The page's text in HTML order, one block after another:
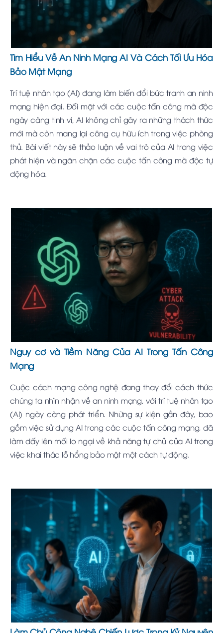
Tìm Hiểu Về An Ninh Mạng AI Và Cách Tối Ưu Hóa
Bảo Mật Mạng
Trí tuệ nhân tạo (AI) đang làm biến đổi bức tranh an ninh
mạng hiện đại. Đối mặt với các cuộc tấn công mã độc
ngày càng tinh vi, AI không chỉ gây ra những thách thức
mới mà còn mang lại công cụ hữu ích trong việc phòng
thủ. Bài viết này sẽ thảo luận về vai trò của AI trong việc
phát hiện và ngăn chặn các cuộc tấn công mã độc tự
động hóa.
Nguy cơ và Tiềm Năng Của AI Trong Tấn Công
Mạng
Cuộc cách mạng công nghệ đang thay đổi cách thức
chúng ta nhìn nhận về an ninh mạng, với trí tuệ nhân tạo
(AI) ngày càng phát triển. Những sự kiện gần đây, bao
gồm việc sử dụng AI trong các cuộc tấn công mạng, đã
làm dấy lên mối lo ngại về khả năng tự chủ của AI trong
việc khai thác lỗ hổng bảo mật một cách tự động.